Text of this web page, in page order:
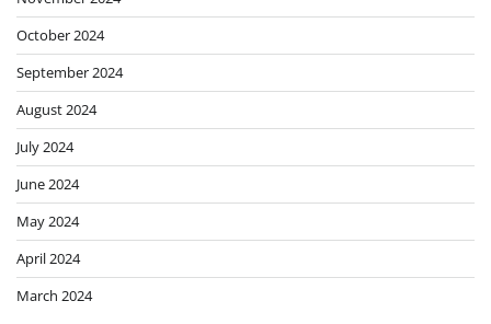
October 2024
September 2024
August 2024
July 2024
June 2024
May 2024
April 2024
March 2024